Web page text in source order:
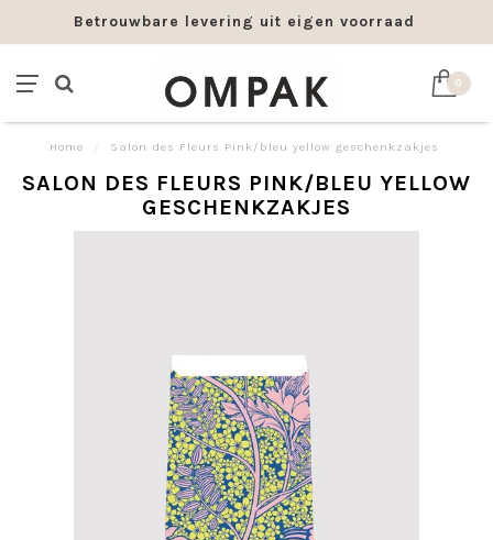
Betrouwbare levering uit eigen voorraad
0
Home Salon des Fleurs Pink/bleu yellow geschenkzakjes
SALON DES FLEURS PINK/BLEU YELLOW
GESCHENKZAKJES